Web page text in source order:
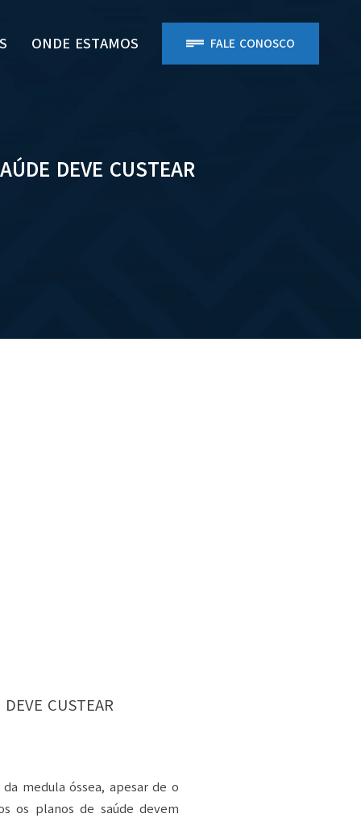
ONDE ESTAMOS FALE CONOSCO
DEVE CUSTEAR
CUSTEAR
medula óssea, apesar de o
os planos de saúde devem